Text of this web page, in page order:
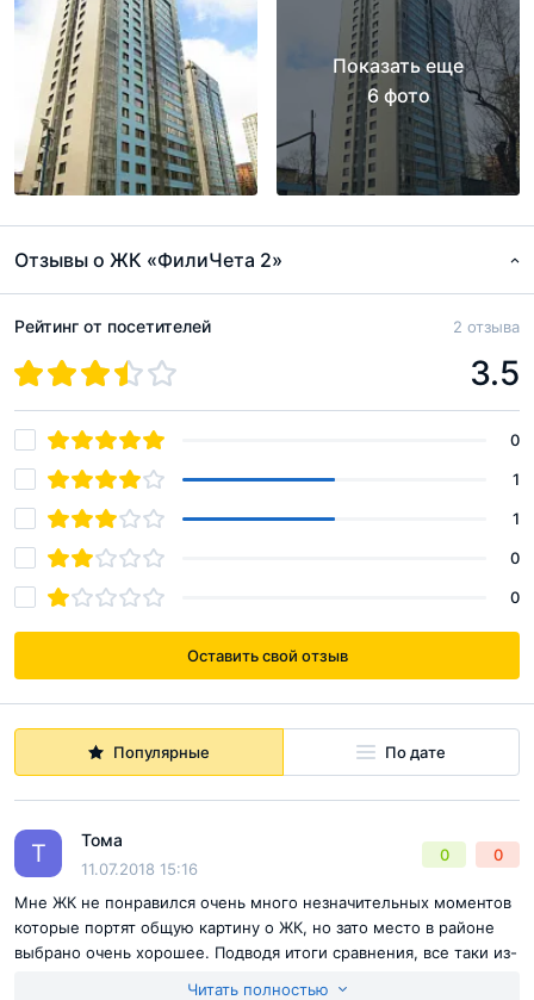
Показать еще
6 фото
Отзывы о ЖК «ФилиЧета 2»
Оставить свой отзыв
Популярные По дате
Т Тома
11.07.2018 15:16
0 0
Мне ЖК не понравился очень много незначительных моментов
которые портят общую картину о ЖК, но зато место в районе
выбрано очень хорошее. Подводя итоги сравнения, все таки из-
Читать полностью
Рейтинг от посетителей 2 отзыва
3.5
0
1
1
0
0